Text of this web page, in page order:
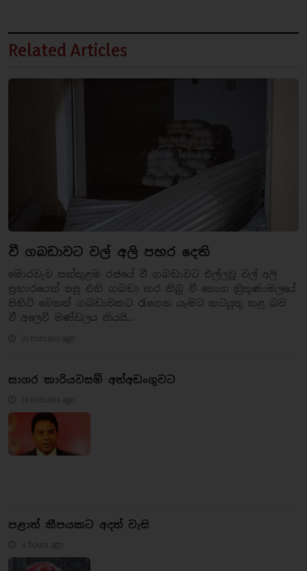
Related Articles
වී ගබඩාවට වල් අලි පහර දෙති
මොරවැව පන්කුළම රජයේ වී ගබඩාවට එල්ලවූ වල් අලි
ප්‍රහාරයෙන් පසු එහි ගබඩා කර තිබූ වී තොග ත්‍රිකුණාමලයේ
පිහිටි වෙනත් ගබඩාවකට රැගෙන යෑමට කටයුතු කළ බව
වී අලෙවි මණ්ඩලය කියයි...
31 minutes ago
සාගර කාරියවසම් අත්අඩංගුවට
51 minutes ago
පළාත් කීපයකට අදත් වැසි
4 hours ago